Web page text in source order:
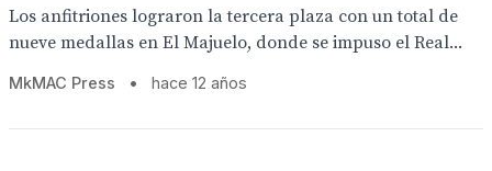
Los anfitriones lograron la tercera plaza con un total de
nueve medallas en El Majuelo, donde se impuso el Real...
MkMAC Press • hace 12 años